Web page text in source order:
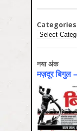
Categories
Categories
नया अंक
मज़दूर बिगुल